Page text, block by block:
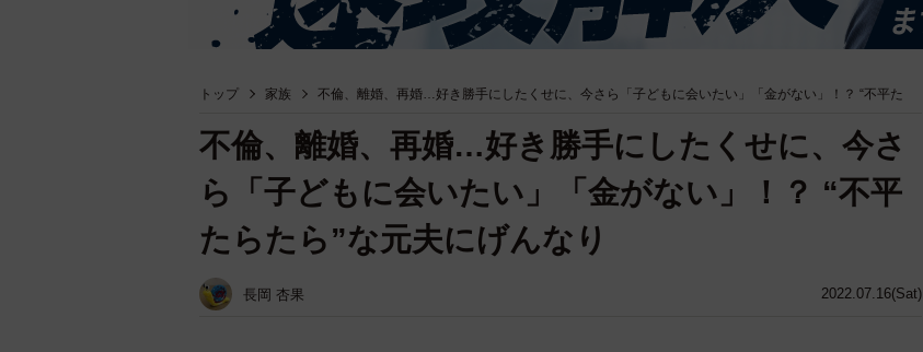
トップ 家族 不倫、離婚、再婚…好き勝手にしたくせに、今さら「子どもに会いたい」「金がない」！？ “不平た
2022.07.16(Sat)
不倫、離婚、再婚…好き勝手にしたくせに、今さ
ら「子どもに会いたい」「金がない」！？ “不平
たらたら”な元夫にげんなり
長岡 杏果